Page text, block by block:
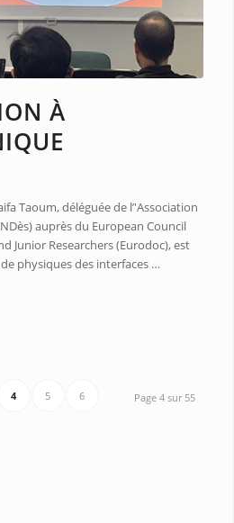
À
Taoum, déléguée de l’'Association
auprès du European Council
Junior Researchers (Eurodoc), est
physiques des interfaces …
Page 4 sur 55
4 5 6